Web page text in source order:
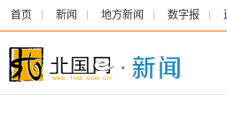
首页 新闻 地方新闻 数字报